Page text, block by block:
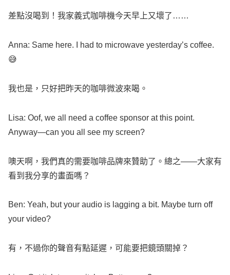
差點沒喝到！我家義式咖啡機今天早上又壞了……
Anna: Same here. I had to microwave yesterday’s coffee.
😅
我也是，只好把昨天的咖啡微波來喝。
Lisa: Oof, we all need a coffee sponsor at this point.
Anyway—can you all see my screen?
噢天啊，我們真的需要咖啡品牌來贊助了。總之——大家有
看到我分享的畫面嗎？
Ben: Yeah, but your audio is lagging a bit. Maybe turn off
your video?
有，不過你的聲音有點延遲，可能要把鏡頭關掉？